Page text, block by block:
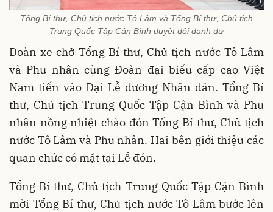
Tổng Bí thư, Chủ tịch nước Tô Lâm và Tổng Bí thư, Chủ tịch
Trung Quốc Tập Cận Bình duyệt đội danh dự
Đoàn xe chở Tổng Bí thư, Chủ tịch nước Tô Lâm
và Phu nhân cùng Đoàn đại biểu cấp cao Việt
Nam tiến vào Đại Lễ đường Nhân dân. Tổng Bí
thư, Chủ tịch Trung Quốc Tập Cận Bình và Phu
nhân nồng nhiệt chào đón Tổng Bí thư, Chủ tịch
nước Tô Lâm và Phu nhân. Hai bên giới thiệu các
quan chức có mặt tại Lễ đón.
Tổng Bí thư, Chủ tịch Trung Quốc Tập Cận Bình
mời Tổng Bí thư, Chủ tịch nước Tô Lâm bước lên